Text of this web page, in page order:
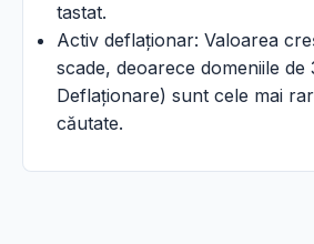
tastat.
Activ deflaționar: Valoarea
scade, deoarece domeniile de
Deflaționare) sunt cele mai
căutate.